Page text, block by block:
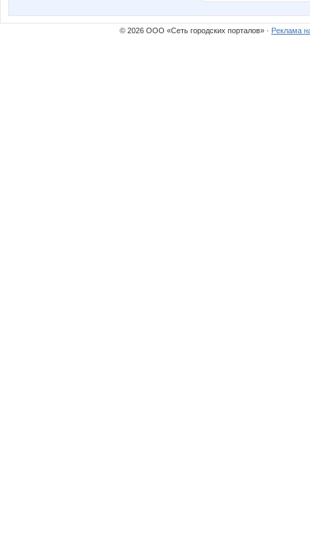
© 2026 ООО «Сеть городских порталов» · Реклама